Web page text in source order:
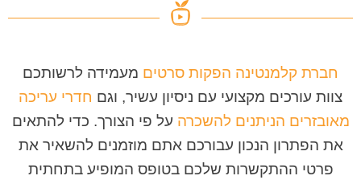
חברת קלמנטינה הפקות סרטים מעמידה לרשותכם
צוות עורכים מקצועי עם ניסיון עשיר, וגם חדרי עריכה
מאובזרים הניתנים להשכרה על פי הצורך. כדי להתאים
את הפתרון הנכון עבורכם אתם מוזמנים להשאיר את
פרטי ההתקשרות שלכם בטופס המופיע בתחתית